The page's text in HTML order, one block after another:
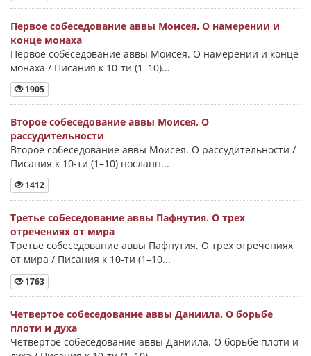
Первое собеседование аввы Моисея. О намерении и
конце монаха
Первое собеседование аввы Моисея. О намерении и конце
монаха / Писания к 10-ти (1–10)...
1905
Второе собеседование аввы Моисея. О
рассудительности
Второе собеседование аввы Моисея. О рассудительности /
Писания к 10-ти (1–10) посланн...
1412
Третье собеседование аввы Пафнутия. О трех
отречениях от мира
Третье собеседование аввы Пафнутия. О трех отречениях
от мира / Писания к 10-ти (1–10...
1763
Четвертое собеседование аввы Даниила. О борьбе
плоти и духа
Четвертое собеседование аввы Даниила. О борьбе плоти и